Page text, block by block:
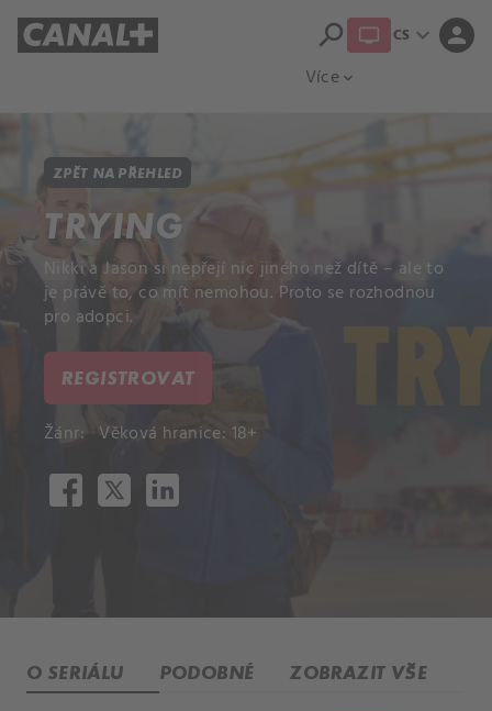
Více expand_more
search CS expand_more person
ZPĚT NA PŘEHLED
TRYING
Nikki a Jason si nepřejí nic jiného než dítě – ale to
je právě to, co mít nemohou. Proto se rozhodnou
pro adopci.
REGISTROVAT
Žánr: Věková hranice: 18+
O SERIÁLU PODOBNÉ ZOBRAZIT VŠE